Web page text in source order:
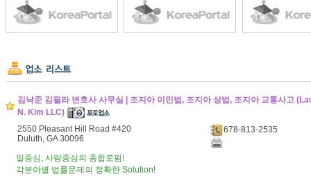
김낙준 김필라 변호사 사무실 | 조지아 이민법, 조지아 상법, 조지아 교통사고
N. Kim LLC)
2550 Pleasant Hill Road #420
Duluth, GA 30096
678-813-2535
일중심, 사람중심의 종합로펌!
각분야별 법률문제의 정확한 Solution!